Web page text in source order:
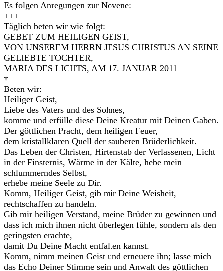
Es folgen Anregungen zur Novene:
+++
Täglich beten wir wie folgt:
GEBET ZUM HEILIGEN GEIST,
VON UNSEREM HERRN JESUS CHRISTUS AN SEINE
GELIEBTE TOCHTER,
MARIA DES LICHTS, AM 17. JANUAR 2011
†
Beten wir:
Heiliger Geist,
Liebe des Vaters und des Sohnes,
komme und erfülle diese Deine Kreatur mit Deinen Gaben.
Der göttlichen Pracht, dem heiligen Feuer,
dem kristallklaren Quell der sauberen Brüderlichkeit.
Das Leben der Christen, Hirtenstab der Verlassenen, Licht
in der Finsternis, Wärme in der Kälte, hebe mein
schlummerndes Selbst,
erhebe meine Seele zu Dir.
Komm, Heiliger Geist, gib mir Deine Weisheit,
rechtschaffen zu handeln.
Gib mir heiligen Verstand, meine Brüder zu gewinnen und
dass ich mich ihnen nicht überlegen fühle, sondern als den
geringsten erachte,
damit Du Deine Macht entfalten kannst.
Komm, nimm meinen Geist und erneuere ihn; lasse mich
das Echo Deiner Stimme sein und Anwalt des göttlichen